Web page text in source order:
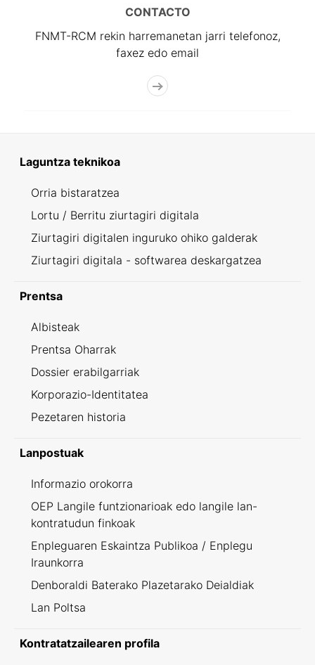
CONTACTO
FNMT-RCM rekin harremanetan jarri telefonoz,
faxez edo email
Laguntza teknikoa
Orria bistaratzea
Lortu / Berritu ziurtagiri digitala
Ziurtagiri digitalen inguruko ohiko galderak
Ziurtagiri digitala - softwarea deskargatzea
Prentsa
Albisteak
Prentsa Oharrak
Dossier erabilgarriak
Korporazio-Identitatea
Pezetaren historia
Lanpostuak
Informazio orokorra
OEP Langile funtzionarioak edo langile lan-
kontratudun finkoak
Enpleguaren Eskaintza Publikoa / Enplegu
Iraunkorra
Denboraldi Baterako Plazetarako Deialdiak
Lan Poltsa
Kontratatzailearen profila